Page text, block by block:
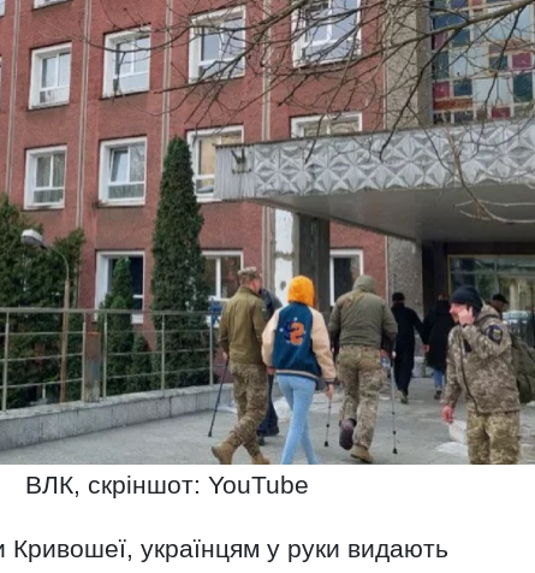
ВЛК, скріншот: YouTube
Кривошеї, українцям у руки видають